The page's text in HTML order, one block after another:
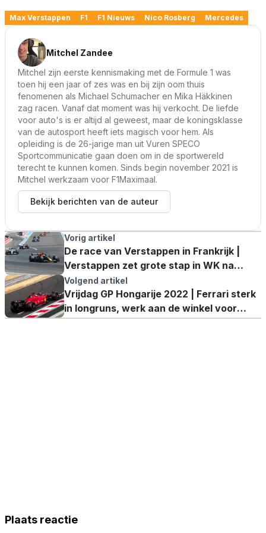
Max Verstappen F1 F1 Nieuws Nico Rosberg Mercedes
Mitchel Zandee
Mitchel zijn eerste kennismaking met de Formule 1 was
toen hij een jaar of zes was en bij zijn oom thuis
fenomenen als Michael Schumacher en Mika Häkkinen
zag racen. Vanaf dat moment was hij verkocht. De liefde
voor auto's is er altijd al geweest, maar de koningsklasse
van de autosport heeft iets magisch voor hem. Als
opleiding is de 26-jarige man uit Vuren SPECO
Sportcommunicatie gaan doen om in de sportwereld
terecht te kunnen komen. Sinds begin november 2021 is
Mitchel werkzaam voor F1Maximaal.
Bekijk berichten van de auteur
Vorig artikel
De race van Verstappen in Frankrijk |
Verstappen zet grote stap in WK na
opnieuw uitvalbeurt Leclerc
Volgend artikel
Vrijdag GP Hongarije 2022 | Ferrari sterk
in longruns, werk aan de winkel voor
Verstappen
Plaats reactie